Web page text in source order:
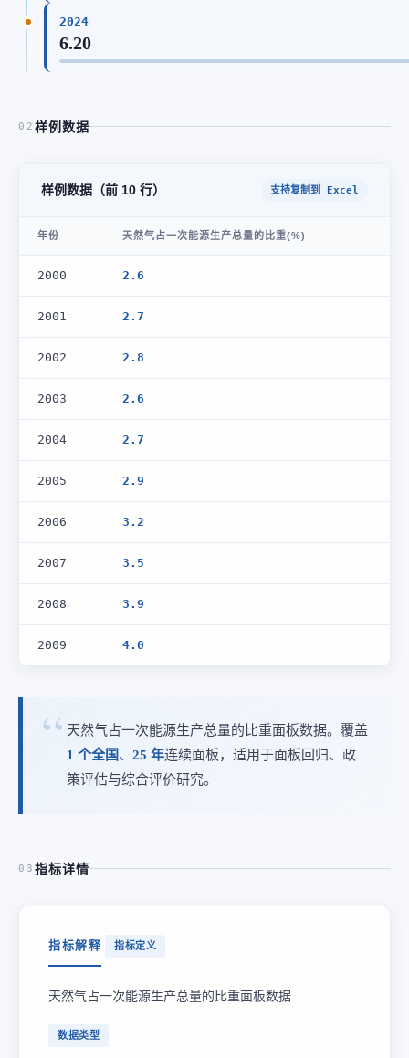
2024
6.20
02 样例数据
样例数据（前 10 行） 支持复制到 Excel
年份 天然气占一次能源生产总量的比重(%)
2000 2.6
2001 2.7
2002 2.8
2003 2.6
2004 2.7
2005 2.9
2006 3.2
2007 3.5
2008 3.9
2009 4.0
天然气占一次能源生产总量的比重面板数据。覆盖
1 个全国、 25 年连续面板，适用于面板回归、政
策评估与综合评价研究。
03 指标详情
指标解释 指标定义
天然气占一次能源生产总量的比重面板数据
数据类型